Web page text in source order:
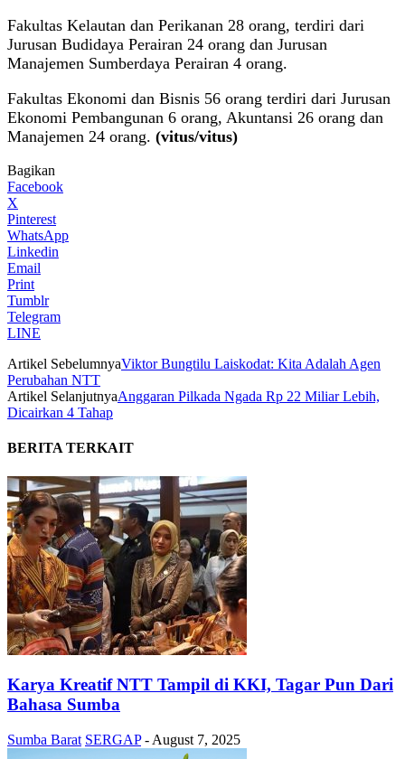
Fakultas Kelautan dan Perikanan 28 orang, terdiri dari
Jurusan Budidaya Perairan 24 orang dan Jurusan
Manajemen Sumberdaya Perairan 4 orang.
Fakultas Ekonomi dan Bisnis 56 orang terdiri dari Jurusan
Ekonomi Pembangunan 6 orang, Akuntansi 26 orang dan
Manajemen 24 orang. (vitus/vitus)
Bagikan
Facebook
X
Pinterest
WhatsApp
Linkedin
Email
Print
Tumblr
Telegram
LINE
Artikel SebelumnyaViktor Bungtilu Laiskodat: Kita Adalah Agen
Perubahan NTT
Artikel SelanjutnyaAnggaran Pilkada Ngada Rp 22 Miliar Lebih,
Dicairkan 4 Tahap
BERITA TERKAIT
Karya Kreatif NTT Tampil di KKI, Tagar Pun Dari
Bahasa Sumba
Sumba Barat SERGAP - August 7, 2025